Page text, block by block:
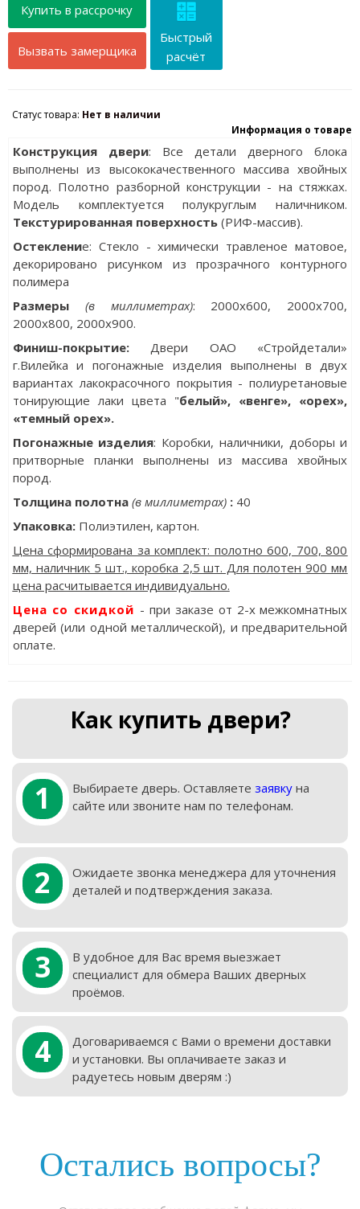
Купить в рассрочку
Вызвать замерщика
Быстрый
расчёт
Статус товара: Нет в наличии
Информация о товаре
Конструкция двери: Все детали дверного блока
выполнены из высококачественного массива хвойных
пород. Полотно разборной конструкции - на стяжках.
Модель комплектуется полукруглым наличником.
Текстурированная поверхность(РИФ-массив).
Остекление: Стекло - химически травленое матовое,
декорировано рисунком из прозрачного контурного
полимера
Размеры (в миллиметрах): 2000х600, 2000x700,
2000x800, 2000x900.
Финиш-покрытие: Двери ОАО «Стройдетали»
г.Вилейка и погонажные изделия выполнены в двух
вариантах лакокрасочного покрытия - полиуретановые
тонирующие лаки цвета "белый», «венге», «орех»,
«темный орех».
Погонажные изделия: Коробки, наличники, доборы и
притворные планки выполнены из массива хвойных
пород.
Толщина полотна (в миллиметрах):40
Упаковка:Полиэтилен, картон.
Цена сформирована за комплект: полотно 600, 700, 800
мм, наличник 5 шт., коробка 2,5 шт. Для полотен 900 мм
цена расчитывается индивидуально.
Цена со скидкой - при заказе от 2-х межкомнатных
дверей (или одной металлической), и предварительной
оплате.
Как купить двери?
1 Выбираете дверь. Оставляете заявкуна
сайте или звоните нам по телефонам.
2
Ожидаете звонка менеджера для уточнения
деталей и подтверждения заказа.
3
В удобное для Вас время выезжает
специалист для обмера Ваших дверных
проёмов.
4
Договариваемся с Вами о времени доставки
и установки. Вы оплачиваете заказ и
радуетесь новым дверям :)
Остались вопросы?